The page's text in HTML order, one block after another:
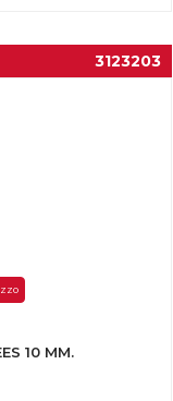
3123203
10 MM.